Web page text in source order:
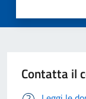
Contatta il